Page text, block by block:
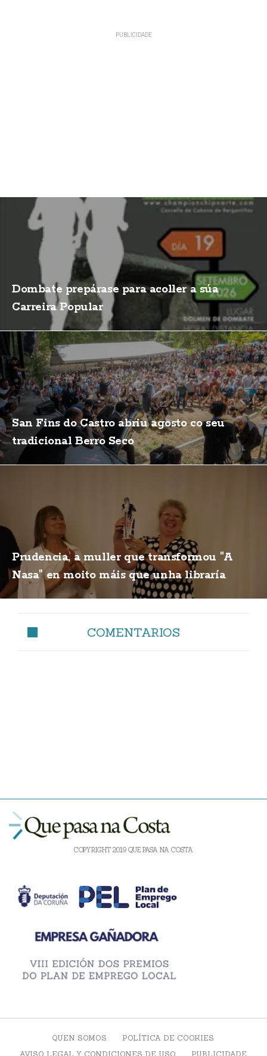
Dombate prepárase para acoller a súa
Carreira Popular
San Fins do Castro abriu agosto co seu
tradicional Berro Seco
Prudencia, a muller que transformou "A
Nasa" en moito máis que unha libraría
COMENTARIOS
COPYRIGHT 2019 QUE PASA NA COSTA
QUEN SOMOS
POLÍTICA DE COOKIES
AVISO LEGAL Y CONDICIONES DE USO
PUBLICIDADE